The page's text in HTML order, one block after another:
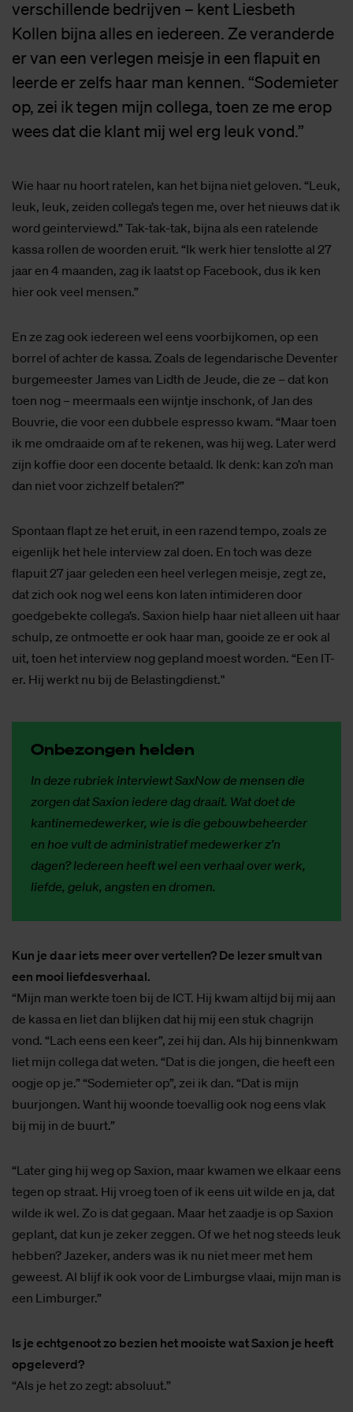
verschillende bedrijven – kent Liesbeth
Kollen bijna alles en iedereen. Ze veranderde
er van een verlegen meisje in een flapuit en
leerde er zelfs haar man kennen. “Sodemieter
op, zei ik tegen mijn collega, toen ze me erop
wees dat die klant mij wel erg leuk vond.”
Wie haar nu hoort ratelen, kan het bijna niet geloven. “Leuk,
leuk, leuk, zeiden collega’s tegen me, over het nieuws dat ik
word geinterviewd.” Tak-tak-tak, bijna als een ratelende
kassa rollen de woorden eruit. “Ik werk hier tenslotte al 27
jaar en 4 maanden, zag ik laatst op Facebook, dus ik ken
hier ook veel mensen.”
En ze zag ook iedereen wel eens voorbijkomen, op een
borrel of achter de kassa. Zoals de legendarische Deventer
burgemeester James van Lidth de Jeude, die ze – dat kon
toen nog – meermaals een wijntje inschonk, of Jan des
Bouvrie, die voor een dubbele espresso kwam. “Maar toen
ik me omdraaide om af te rekenen, was hij weg. Later werd
zijn koffie door een docente betaald. Ik denk: kan zo’n man
dan niet voor zichzelf betalen?”
Spontaan flapt ze het eruit, in een razend tempo, zoals ze
eigenlijk het hele interview zal doen. En toch was deze
flapuit 27 jaar geleden een heel verlegen meisje, zegt ze,
dat zich ook nog wel eens kon laten intimideren door
goedgebekte collega’s. Saxion hielp haar niet alleen uit haar
schulp, ze ontmoette er ook haar man, gooide ze er ook al
uit, toen het interview nog gepland moest worden. “Een IT-
er. Hij werkt nu bij de Belastingdienst."
On­be­zon­gen hel­den
In deze rubriek interviewt SaxNow de mensen die
zorgen dat Saxion iedere dag draait. Wat doet de
kantinemedewerker, wie is die gebouwbeheerder
en hoe vult de administratief medewerker z’n
dagen? Iedereen heeft wel een verhaal over werk,
liefde, geluk, angsten en dromen.
Kun je daar iets meer over vertellen? De lezer smult van
een mooi liefdesverhaal.
“Mijn man werkte toen bij de ICT. Hij kwam altijd bij mij aan
de kassa en liet dan blijken dat hij mij een stuk chagrijn
vond. “Lach eens een keer”, zei hij dan. Als hij binnenkwam
liet mijn collega dat weten. “Dat is die jongen, die heeft een
oogje op je.” “Sodemieter op”, zei ik dan. “Dat is mijn
buurjongen. Want hij woonde toevallig ook nog eens vlak
bij mij in de buurt.”
“Later ging hij weg op Saxion, maar kwamen we elkaar eens
tegen op straat. Hij vroeg toen of ik eens uit wilde en ja, dat
wilde ik wel. Zo is dat gegaan. Maar het zaadje is op Saxion
geplant, dat kun je zeker zeggen. Of we het nog steeds leuk
hebben? Jazeker, anders was ik nu niet meer met hem
geweest. Al blijf ik ook voor de Limburgse vlaai, mijn man is
een Limburger.”
Is je echtgenoot zo bezien het mooiste wat Saxion je heeft
opgeleverd?
“Als je het zo zegt: absoluut.”